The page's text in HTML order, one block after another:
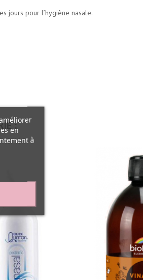
jours pour l’hygiène nasale.
:
en
à